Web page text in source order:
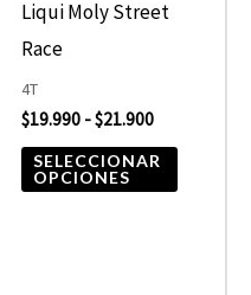
Liqui Moly Street
Race
4T
$19.990 -$21.900
SELECCIONAR
OPCIONES
la
página